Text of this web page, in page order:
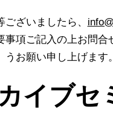
ざいましたら、
事項ご記入の上お問合
うお願い申し上げます。
イブセ